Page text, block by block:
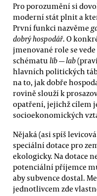
Pro porozumění si
moderní stát plnit a
První funkci nazvěme
dobrý hospodář. O
jmenované role se
schématu lib — lab
hlavních politických
na to, jak dobře
rovině slouží k
opatření, jejichž cílem
socioekonomických
Nějaká (asi spíš
speciální dotace pro
ekologicky. Na dotace
potenciální příjemce
aby subvence dostal.
jednotlivcem zde